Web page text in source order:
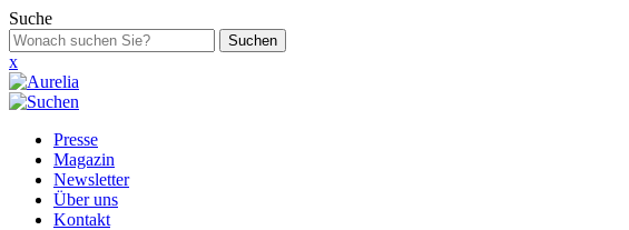
Suche
Suchen
x
Presse
Magazin
Newsletter
Über uns
Kontakt